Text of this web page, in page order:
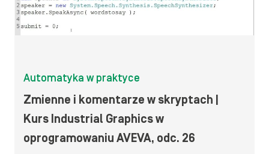
Automatyka w praktyce
Zmienne i komentarze w skryptach |
Kurs Industrial Graphics w
oprogramowaniu AVEVA, odc. 26